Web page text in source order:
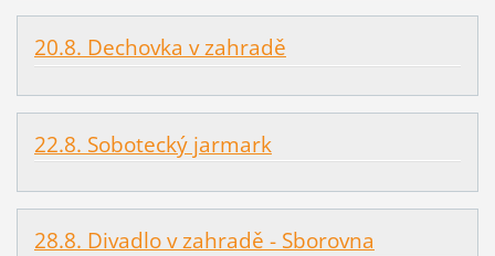
20.8. Dechovka v zahradě
22.8. Sobotecký jarmark
28.8. Divadlo v zahradě - Sborovna